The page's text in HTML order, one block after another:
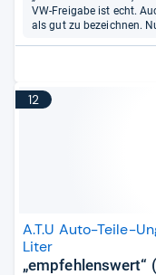
VW-Freigabe ist echt.
als gut zu bezeichnen.
12
A.T.U Auto-Teile-
Liter
„empfehlenswert“